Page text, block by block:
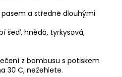
pasem a středně dlouhými
šeď, hnědá, tyrkysová,
z bambusu s potiskem
30 C, nežehlete.